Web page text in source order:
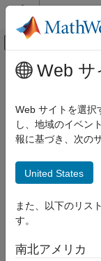
コンテンツへスキップ
オフキャ
ドキュメンテーション
Stateflow
検証およびコード生成
カテゴリ
デバッグ
信号の監視とログの取得
Stateflow での操作点の
パフォーマンス
メインコンテン
コード生
チャートから C
Simulink
成できます。
トピック
Stateflow ブロッ
Web サ
Web サイトを選択
し、地域のイベン
報に基づき、次の
United States
また、以下のリス
す。
南北アメリカ